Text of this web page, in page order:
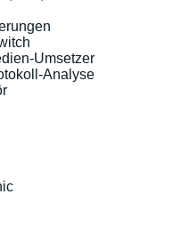
Umsetzer
Analyse